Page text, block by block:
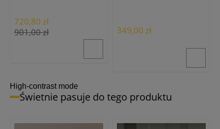
720,80 zł
901,00 zł
349,00 zł
High-contrast mode
Świetnie pasuje do tego produktu